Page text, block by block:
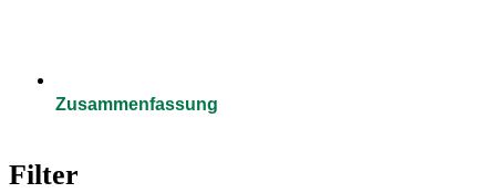
Zusammenfassung
Filter